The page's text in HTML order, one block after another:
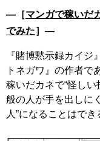
―［マンガで稼いだ
でみた］―
『賭博黙示録カイジ
トネガワ』の作者で
稼いだカネで“怪し
般の人が手を出しに
人”になることはで